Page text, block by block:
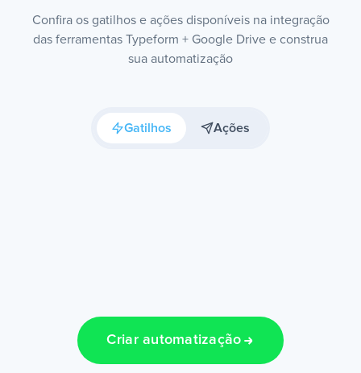
Confira os gatilhos e ações disponíveis na integração
das ferramentas Typeform + Google Drive e construa
sua automatização
Gatilhos Ações
Criar automatização